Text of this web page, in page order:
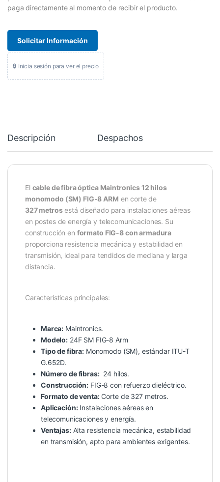
paga directamente al momento de recibir el producto.
Solicitar Información
🔒 Inicia sesión para ver el precio
Descripción Despachos
El cable de fibra óptica Maintronics 12 hilos
monomodo (SM) FIG-8 ARM en corte de
327 metrosestá diseñado para instalaciones aéreas
en postes de energía y telecomunicaciones. Su
construcción en formato FIG-8 con armadura
proporciona resistencia mecánica y estabilidad en
transmisión, ideal para tendidos de mediana y larga
distancia.
Características principales:
Marca: Maintronics.
Modelo: 24F SM FIG-8 Arm
Tipo de fibra: Monomodo (SM), estándar ITU-T
G.652D.
Número de fibras:24 hilos.
Construcción: FIG-8 con refuerzo dieléctrico.
Formato de venta:Corte de 327 metros.
Aplicación:Instalaciones aéreas en
telecomunicaciones y energía.
Ventajas:Alta resistencia mecánica, estabilidad
en transmisión, apto para ambientes exigentes.